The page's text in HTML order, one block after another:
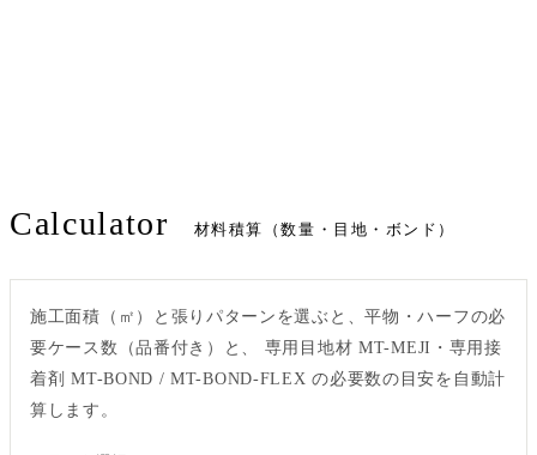
Calculator 材料積算（数量・目地・ボンド）
施工面積（㎡）と張りパターンを選ぶと、平物・ハーフの必
要ケース数（品番付き）と、 専用目地材 MT-MEJI・専用接
着剤 MT-BOND / MT-BOND-FLEX の必要数の目安を自動計
算します。